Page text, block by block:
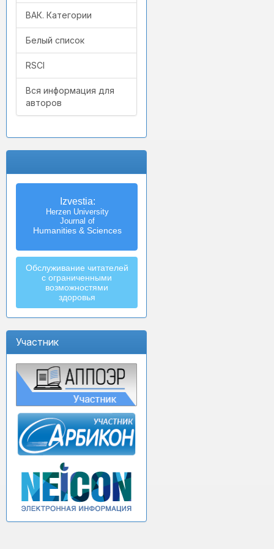
ВАК. Категории
Белый список
RSCI
Вся информация для
авторов
Izvestia:
Herzen University
Journal of
Humanities & Sciences
Обслуживание читателей
с ограниченными
возможностями
здоровья
Участник